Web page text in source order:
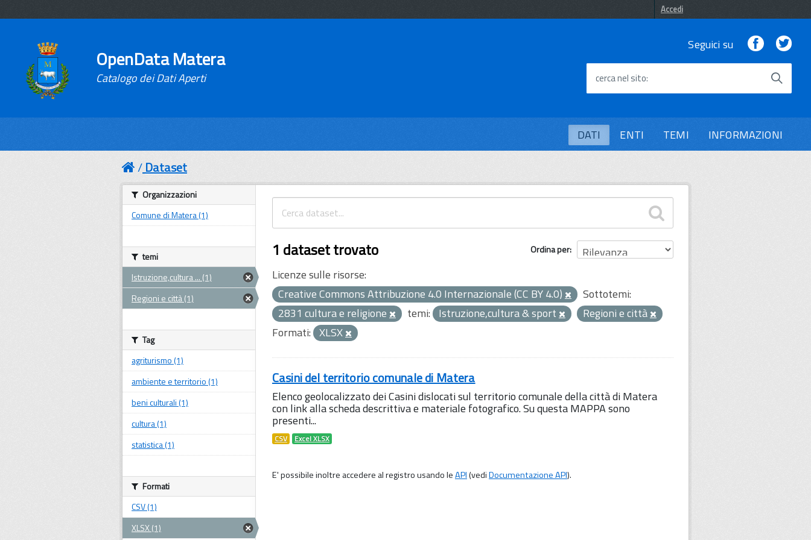
Accedi
OpenData Matera
Catalogo dei Dati Aperti
Seguici su Facebook
cerca nel sito
DATI ENTI TEMI INFORMAZIONI
Dataset
Ordina per
1 dataset trovato
Licenze sulle risorse:
Creative Commons Attribuzione 4.0 Internazionale (CC BY 4.0)
Sottotemi:
2831 cultura e religione
temi: Istruzione,cultura & sport
Regioni e città
Formati: XLSX
Casini del territorio comunale di Matera
Elenco geolocalizzato dei Casini dislocati sul territorio comunale della città di Matera
con link alla scheda descrittiva e materiale fotografico. Su questa MAPPA sono
presenti...
CSV Excel XLSX
E' possibile inoltre accedere al registro usando leAPI(vediDocumentazione API).
Organizzazioni
Comune di Matera (1)
temi
Istruzione,cultura ... (1)
Regioni e città (1)
Tag
agriturismo (1)
ambiente e territorio (1)
beni culturali (1)
cultura (1)
statistica (1)
Formati
CSV (1)
XLSX (1)